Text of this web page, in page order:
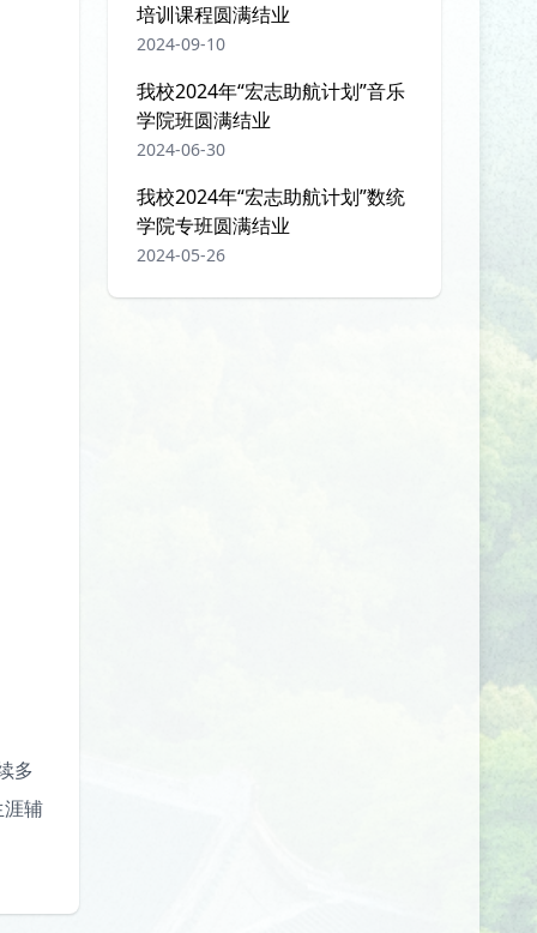
多
涯辅
培训课程圆满结业
2024-09-10
我校2024年“宏志助航计划”音乐
学院班圆满结业
2024-06-30
我校2024年“宏志助航计划”数统
学院专班圆满结业
2024-05-26